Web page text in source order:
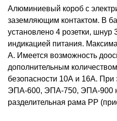
Алюминиевый короб с
заземляющим контактом. В
установлено 4 розетки, шнур
индикацией питания.
А. Имеется возможность
дополнительным
безопасности 10А и 16А. При
ЭПА-600, ЭПА-750, ЭПА-900
разделительная рама РР